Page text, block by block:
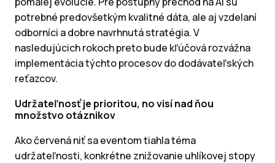
potrebné predovšetkým kvalitné dáta, ale aj vzdelaní
odborníci a dobre navrhnutá stratégia. V
nasledujúcich rokoch preto bude kľúčová rozvážna
implementácia týchto procesov do dodávateľských
reťazcov.
Udržateľnosť je prioritou, no visí nad ňou
množstvo otáznikov
Ako červená niť sa eventom tiahla téma
udržateľnosti, konkrétne znižovanie uhlíkovej stopy